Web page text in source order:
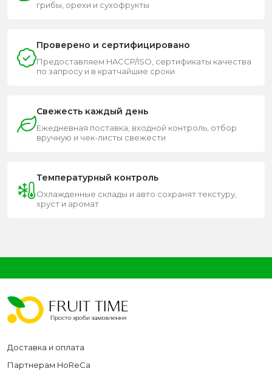
грибы, орехи и сухофрукты
Проверено и сертифицировано
Предоставляем HACCP/ISO, сертификаты качества
по запросу и в кратчайшие сроки
Свежесть каждый день
Ежедневная поставка, входной контроль, отбор
вручную и чек-листы свежести
Температурный контроль
Охлажденные склады и авто сохранят текстуру,
хруст и аромат
Доставка и оплата
Партнерам HoReCa